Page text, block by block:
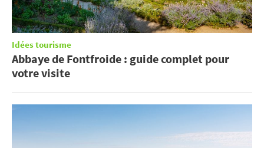
Idées tourisme
Abbaye de Fontfroide : guide complet pour
votre visite